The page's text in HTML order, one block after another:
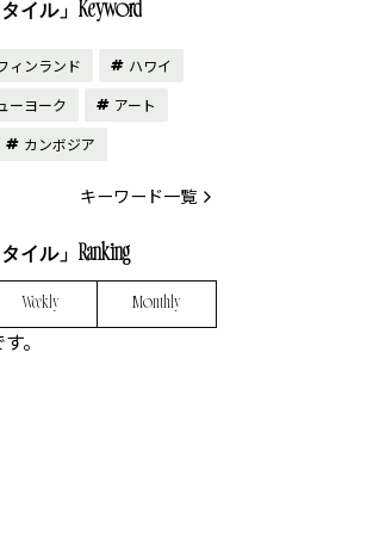
イル」Keyword
ィンランド
ハワイ
ーヨーク
アート
カンボジア
キーワード一覧
イル」Ranking
Weekly Monthly
。